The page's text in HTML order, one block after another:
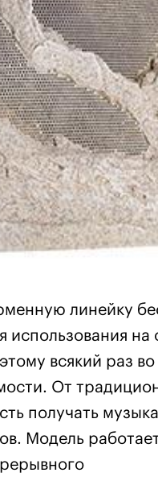
линейку
использования на
всякий раз
От
получать
Модель